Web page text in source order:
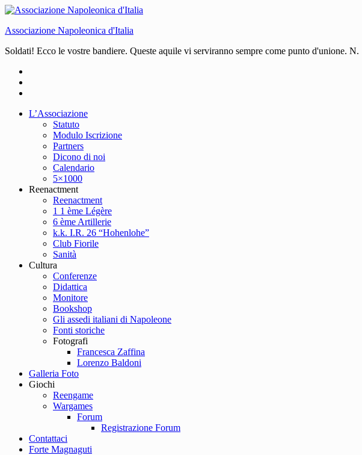
Associazione Napoleonica d'Italia
Soldati! Ecco le vostre bandiere. Queste aquile vi serviranno sempre come punto d'unione. N.
L’Associazione
Statuto
Modulo Iscrizione
Partners
Dicono di noi
Calendario
5×1000
Reenactment
Reenactment
1 1 ème Légère
6 ème Artillerie
k.k. I.R. 26 “Hohenlohe”
Club Fiorile
Sanità
Cultura
Conferenze
Didattica
Monitore
Bookshop
Gli assedi italiani di Napoleone
Fonti storiche
Fotografi
Francesca Zaffina
Lorenzo Baldoni
Galleria Foto
Giochi
Reengame
Wargames
Forum
Registrazione Forum
Contattaci
Forte Magnaguti